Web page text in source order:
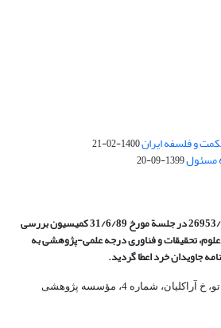
و فلسفه ایران1400-02-21
1399-09-20
بررسی
تحقیقات و فناوری درجه علمی‌-پژوهشیبه
جاویدان خرد اعطا گردید.
آدرس : تهــران، خ نوفل لوشاتو، خ آراکلیان، شماره 4،‌ مؤسسه پژوهشی